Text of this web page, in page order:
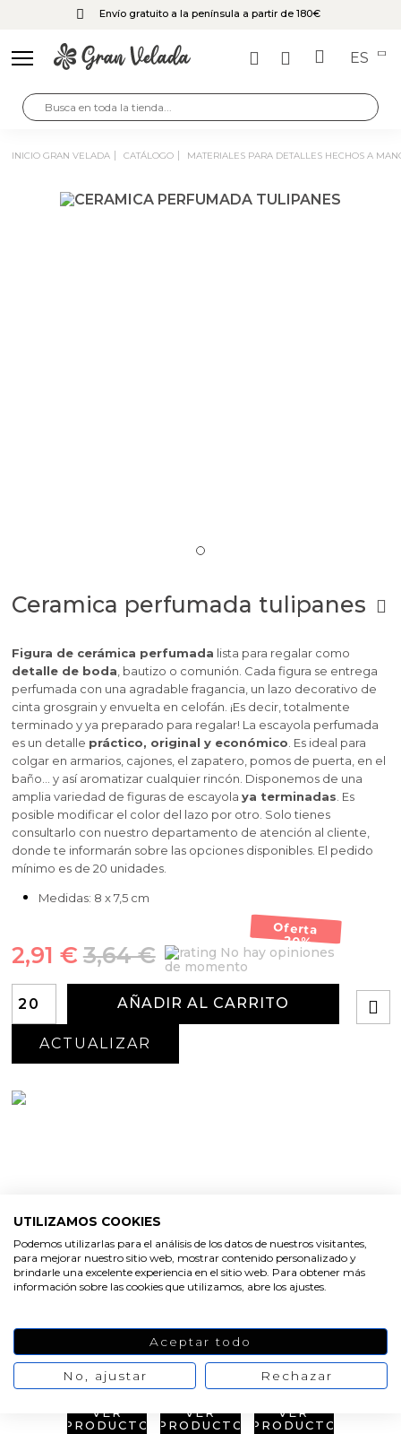
Envío gratuito a la península a partir de 180€
ES
INICIO GRAN VELADA CATÁLOGO MATERIALES PARA DETALLES HECHOS A
Ceramica perfumada tulipanes
Figura de cerámica perfumada lista para regalar como
detalle de boda , bautizo o comunión. Cada figura se entrega
perfumada con una agradable fragancia, un lazo decorativo de
cinta grosgrain y envuelta en celofán. ¡Es decir, totalmente
terminado y ya preparado para regalar! La escayola perfumada
es un detalle práctico, original y económico . Es ideal para
colgar en armarios, cajones, el zapatero, pomos de puerta, en el
baño… y así aromatizar cualquier rincón. Disponemos de una
amplia variedad de figuras de escayola ya terminadas . Es
posible modificar el color del lazo por otro. Solo tienes
consultarlo con nuestro departamento de atención al cliente,
donde te informarán sobre las opciones disponibles. El pedido
mínimo es de 20 unidades.
Medidas: 8 x 7,5 cm
Oferta
-20%
3,64 €
2,91 €
No hay opiniones
de momento
AÑADIR AL CARRITO
PRODUCTOS
RELACIONADOS
VER
PRODUCTO
VER
PRODUCTO
VER
PRODUCTO
UTILIZAMOS COOKIES
Podemos utilizarlas para el análisis de los datos de nuestros visitantes,
para mejorar nuestro sitio web, mostrar contenido personalizado y
brindarle una excelente experiencia en el sitio web. Para obtener más
información sobre las cookies que utilizamos, abre los ajustes.
Aceptar todo
No, ajustar Rechazar